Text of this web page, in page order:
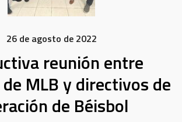
26 de agosto de 2022
reunión entre
MLB y directivos de
de Béisbol